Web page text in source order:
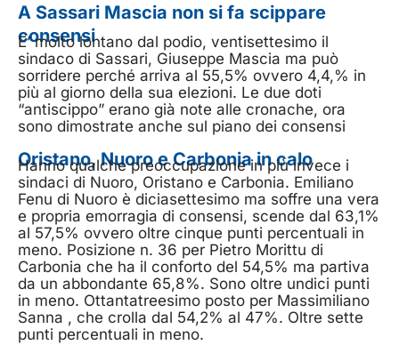
A Sassari Mascia non si fa scippare
consensi
E’ molto lontano dal podio, ventisettesimo il
sindaco di Sassari, Giuseppe Mascia ma può
sorridere perché arriva al 55,5% ovvero 4,4,% in
più al giorno della sua elezioni. Le due doti
“antiscippo” erano già note alle cronache, ora
sono dimostrate anche sul piano dei consensi
Oristano, Nuoro e Carbonia in calo
Hanno qualche preoccupazione in più invece i
sindaci di Nuoro, Oristano e Carbonia. Emiliano
Fenu di Nuoro è diciasettesimo ma soffre una vera
e propria emorragia di consensi, scende dal 63,1%
al 57,5% ovvero oltre cinque punti percentuali in
meno. Posizione n. 36 per Pietro Morittu di
Carbonia che ha il conforto del 54,5% ma partiva
da un abbondante 65,8%. Sono oltre undici punti
in meno. Ottantatreesimo posto per Massimiliano
Sanna , che crolla dal 54,2% al 47%. Oltre sette
punti percentuali in meno.